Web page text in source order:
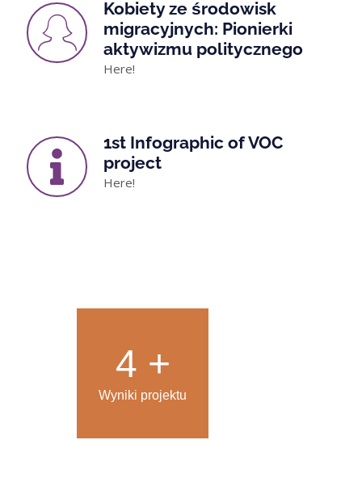
Kobiety ze środowisk
migracyjnych: Pionierki
aktywizmu politycznego
Here!
1st Infographic of VOC
project
Here!
7 +
Wyniki projektu